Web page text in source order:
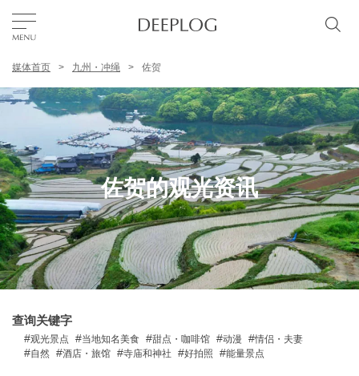
区域
特色主题
简体中文
媒体首页 九州・冲绳 佐贺
佐贺的观光资讯
查询关键字
观光景点 当地知名美食 甜点・咖啡馆 动漫
情侣・夫妻
自然
酒店・旅馆 寺庙和神社 好拍照 能量景点